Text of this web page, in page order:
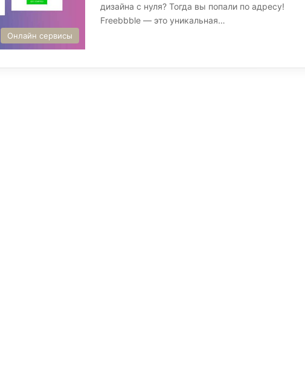
Онлайн сервисы
дизайна с нуля? Тогда вы попали по адресу!
Freebbble — это уникальная…